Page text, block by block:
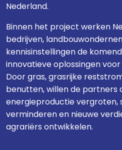
Nederland.
Binnen het project werken
bedrijven,
kennisinstellingen de
innovatieve oplossingen
Door gras, grasrijke
benutten, willen de partners
energieproductie vergroten,
verminderen en nieuwe
agrariërs ontwikkelen.